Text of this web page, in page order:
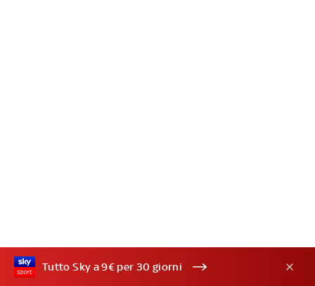
Tutto Sky a 9€ per 30 giorni